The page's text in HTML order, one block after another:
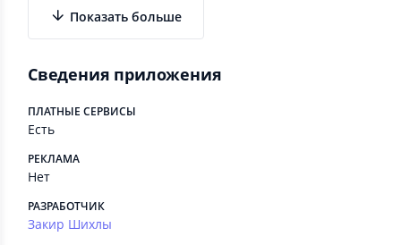
Показать больше
Сведения приложения
ПЛАТНЫЕ СЕРВИСЫ
Есть
РЕКЛАМА
Нет
РАЗРАБОТЧИК
Закир Шихлы